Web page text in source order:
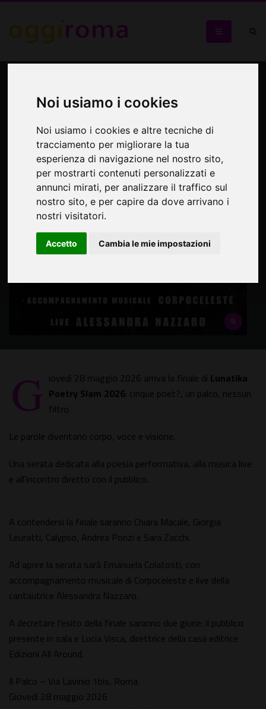
Noi usiamo i cookies
Noi usiamo i cookies e altre tecniche di
tracciamento per migliorare la tua
esperienza di navigazione nel nostro sito,
per mostrarti contenuti personalizzati e
annunci mirati, per analizzare il traffico sul
nostro sito, e per capire da dove arrivano i
nostri visitatori.
Accetto Cambia le mie impostazioni
Slam
Le parole diventano corpo, voce e visione
G iovedì 28 maggio 2026 arriva la finale di Lunatika
Poetry Slam 2026: cinque poet?, un palco, nessun
filtro.
Le parole diventano corpo, voce e visione.
Una serata dedicata alla poesia performativa, alla musica live
e all'incontro diretto con il pubblico.
A contendersi la finale saranno Chiara Macale, Giorgia
Leuratti, Calypso, Andrea Ponzi e Sara Zacchi.
Ad aprire la serata sarà Emanuela Colatosti, con
accompagnamento musicale di Corpoceleste e live della
cantautrice Alessandra Nazzaro.
A decretare l'esito della finale saranno due giurie: il pubblico
presente in sala e Lucia Visca, direttrice della casa editrice
Edizioni All Around.
Il Palco – Via Lavinio 1bis, Roma
Giovedì 28 maggio 2026